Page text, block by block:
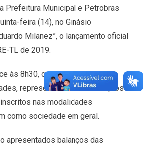
a Prefeitura Municipal e Petrobras
feira (14), no Ginásio
Milanez”, o lançamento oficial
TL de 2019.
às 8h30, com a presença de
representantes de municípios
nas modalidades
como sociedade em geral.
apresentados balanços das